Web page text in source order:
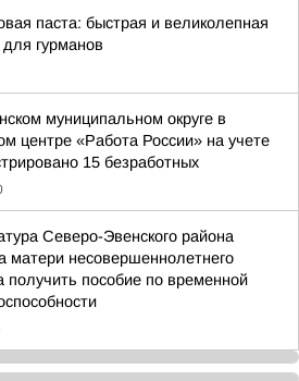
паста: быстрая и великолепная
для гурманов
муниципальном округе в
центре «Работа России» на учете
15 безработных
Северо-Эвенского района
матери несовершеннолетнего
получить пособие по временной